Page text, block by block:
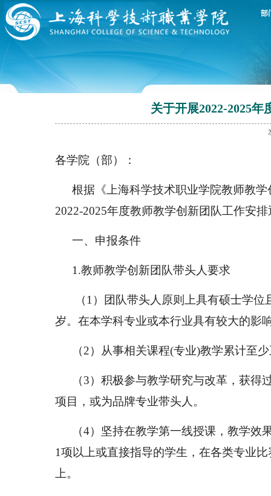
部
关于开展2022-2025
各学院（部）：
根据《上海科学技术职业学院教师教
2022-2025年度教师教学创新团队工作安
一、申报条件
1.教师教学创新团队带头人要求
（1 ）团队带头人原则上具有硕士学
岁。在本学科专业或本行业具有较大的影
（2）从事相关课程(专业)教学累计至
（3）积极参与教学研究与改革，获得
项目，或为品牌专业带头人。
（4）坚持在教学第一线授课，教学效
1项以上或直接指导的学生，在各类专业
上。